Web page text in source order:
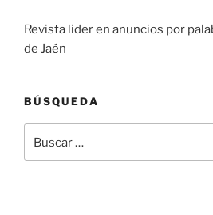
Revista lider en anuncios por
de Jaén
BÚSQUEDA
por: